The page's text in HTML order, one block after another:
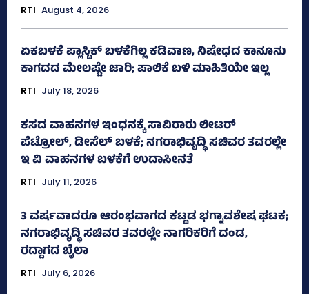
RTI August 4, 2026
ಏಕಬಳಕೆ ಪ್ಲಾಸ್ಟಿಕ್‌ ಬಳಕೆಗಿಲ್ಲ ಕಡಿವಾಣ, ನಿಷೇಧದ ಕಾನೂನು
ಕಾಗದದ ಮೇಲಷ್ಟೇ ಜಾರಿ; ಪಾಲಿಕೆ ಬಳಿ ಮಾಹಿತಿಯೇ ಇಲ್ಲ
RTI July 18, 2026
ಕಸದ ವಾಹನಗಳ ಇಂಧನಕ್ಕೆ ಸಾವಿರಾರು ಲೀಟರ್‌
ಪೆಟ್ರೋಲ್, ಡೀಸೆಲ್ ಬಳಕೆ; ನಗರಾಭಿವೃದ್ಧಿ ಸಚಿವರ ತವರಲ್ಲೇ
ಇ ವಿ ವಾಹನಗಳ ಬಳಕೆಗೆ ಉದಾಸೀನತೆ
RTI July 11, 2026
3 ವರ್ಷವಾದರೂ ಆರಂಭವಾಗದ ಕಟ್ಟಡ ಭಗ್ನಾವಶೇಷ ಘಟಕ;
ನಗರಾಭಿವೃದ್ಧಿ ಸಚಿವರ ತವರಲ್ಲೇ ನಾಗರಿಕರಿಗೆ ದಂಡ,
ರದ್ದಾಗದ ಬೈಲಾ
RTI July 6, 2026